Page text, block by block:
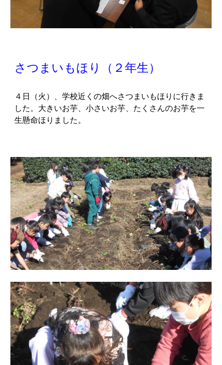
さつまいもほり（２年生）
４ 日（火）、学校近くの畑へさつまいもほりに行きま
した。大きいお芋、小さいお芋、たくさんのお芋を一
生懸命ほりました。